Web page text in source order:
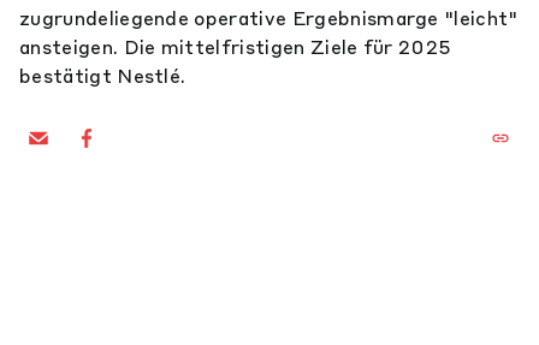
zugrundeliegende operative Ergebnismarge "leicht"
ansteigen. Die mittelfristigen Ziele für 2025
bestätigt Nestlé.